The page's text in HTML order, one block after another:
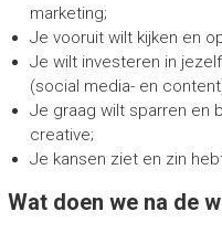
marketing;
Je vooruit wilt kijken en
Je wilt investeren in
(social media- en
Je graag wilt sparren en
creative;
Je kansen ziet en zin
Wat doen we na de